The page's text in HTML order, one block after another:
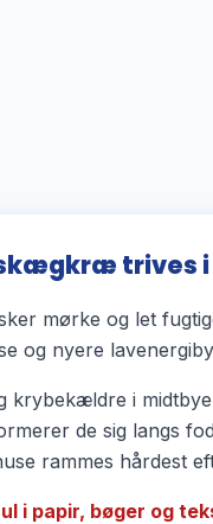
trives i
mørke og let
og nyere
krybekældre i
de sig langs
rammes hårdest
i papir, bøger og